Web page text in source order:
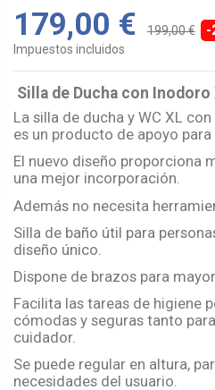
179,00 € 199,00 € -
Impuestos incluidos
Silla de Ducha con Inodoro
La silla de ducha y WC XL
es un producto de apoyo para
El nuevo diseño proporciona
una mejor incorporación.
Además no necesita
Silla de baño útil para
diseño único.
Dispone de brazos para
Facilita las tareas de higiene
cómodas y seguras tanto
cuidador.
Se puede regular en altura,
necesidades del usuario.